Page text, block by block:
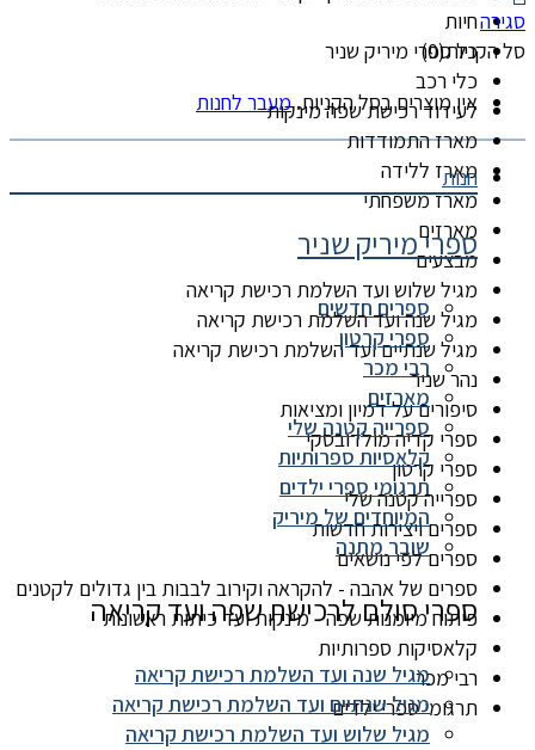
חיות
כל ספרי מיריק שניר
כלי רכב
לעידוד רכישת שפה מינקות
מארז התמודדות
מארז ללידה
מארז משפחתי
מארזים
מבצעים
מגיל שלוש ועד השלמת רכישת קריאה
מגיל שנה ועד השלמת רכישת קריאה
מגיל שנתיים ועד השלמת רכישת קריאה
נהר שניר
סיפורים על דמיון ומציאות
ספרי קדיה מולדובסקי
ספרי קרטון
ספרייה קטנה שלי
ספרים ויצירות חדשות
ספרים לפי נושאים
ספרים של אהבה - להקראה וקירוב לבבות בין גדולים לקטנים
פיתוח מיומנות שפה - מינקות ועד כיתות ראשונות
קלאסיקות ספרותיות
רבי מכר
תרגומי ספרי ילדים
סגירה
סל הקניות(0)
אין מוצרים בסל הקניות. מעבר לחנות
חנות
ספרי מיריק שניר
ספרים חדשים
ספרי קרטון
רבי מכר
מארזים
ספרייה קטנה שלי
קלאסיות ספרותיות
תרגומי ספרי ילדים
המיוחדים של מיריק
שובר מתנה
ספרי סולם לרכישת שפה ועד קריאה
מגיל שנה ועד השלמת רכישת קריאה
מגיל שנתיים ועד השלמת רכישת קריאה
מגיל שלוש ועד השלמת רכישת קריאה